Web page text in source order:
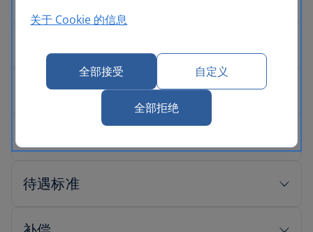
关于 Cookie 的信息
全部接受 自定义
全部拒绝